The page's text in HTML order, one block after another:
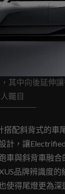
其中向後延伸
矚目
搭配斜背式的車
計，讓
車與斜背車融
品牌辨識度
使得尾燈更為